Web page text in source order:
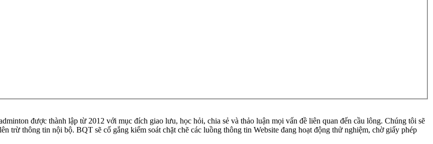
được thành lập từ 2012 với mục đích giao lưu, học hỏi, chia sẻ và thảo luận mọi vấn đề liên quan đến cầu lông. Chúng tôi sẽ
trừ thông tin nội bộ. BQT sẽ cố gắng kiểm soát chặt chẽ các luồng thông tin Website đang hoạt động thử nghiệm, chờ giấy phép